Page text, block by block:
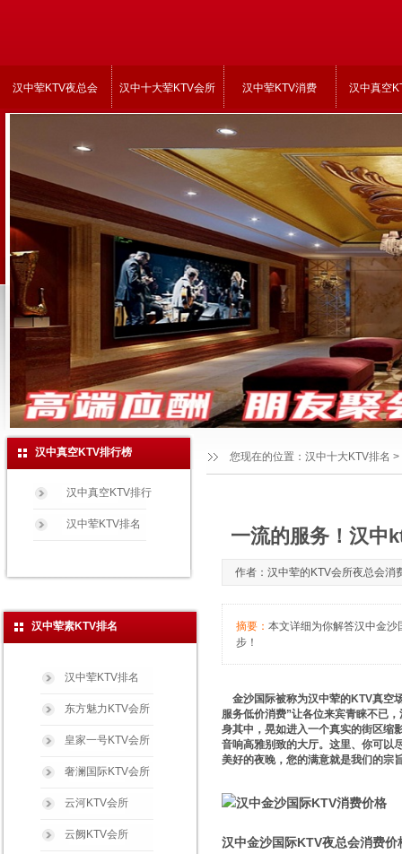
汉中荤KTV夜总会 汉中十大荤KTV会所 汉中荤KTV消费 汉中真空
您现在的位置： 汉中十大KTV排名 >
汉中真空KTV排行榜
汉中真空KTV排行
汉中荤KTV排名
一流的服务！汉中
作者：汉中荤的KTV会所夜总会
摘要： 本文详细为你解答汉中金
步！
金沙国际被称为汉中荤的KTV真空
服务低价消费”让各位来宾青睐不已
身其中，晃如进入一个真实的街区缩
音响高雅别致的大厅。这里、你可以
美好的夜晚，您的满意就是我们的宗
汉中金沙国际KTV夜总会消费价
汉中荤素KTV排名
汉中荤KTV排名
东方魅力KTV会所
皇家一号KTV会所
奢澜国际KTV会所
云河KTV会所
云阙KTV会所